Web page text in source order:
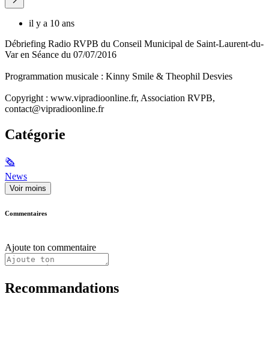
il y a 10 ans
Débriefing Radio RVPB du Conseil Municipal de Saint-Laurent-du-
Var en Séance du 07/07/2016
Programmation musicale : Kinny Smile & Theophil Desvies
Copyright : www.vipradioonline.fr, Association RVPB,
contact@vipradioonline.fr
Catégorie
🗞
News
Voir moins
Commentaires
Ajoute ton commentaire
Recommandations